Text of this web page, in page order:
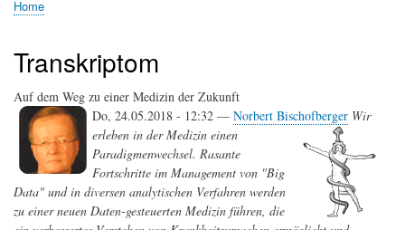
Home
Transkriptom
Auf dem Weg zu einer Medizin der Zukunft
Do, 24.05.2018 - 12:32 — Norbert Bischofberger Wir
erleben in der Medizin einen
Paradigmenwechsel. Rasante
Fortschritte im Management von "Big
Data" und in diversen analytischen Verfahren werden
zu einer neuen Daten-gesteuerten Medizin führen, die